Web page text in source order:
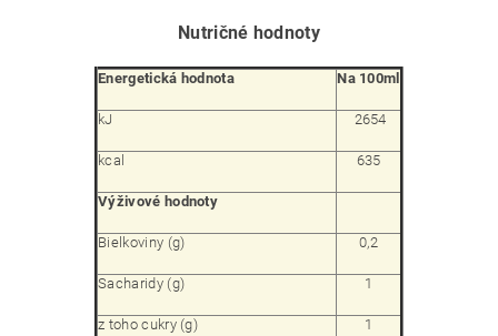
Nutričné hodnoty
Energetická hodnota Na 100ml
kJ 2654
kcal 635
Výživové hodnoty
Bielkoviny (g) 0,2
Sacharidy (g) 1
z toho cukry (g) 1